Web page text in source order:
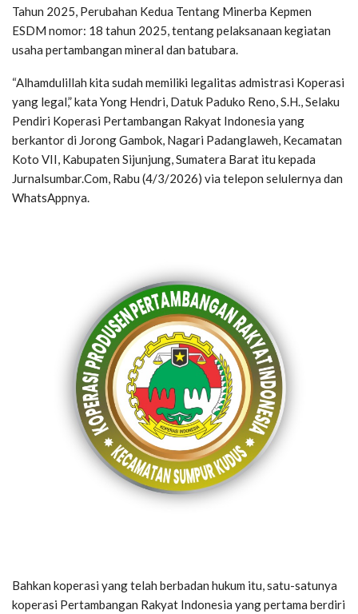
Tahun 2025, Perubahan Kedua Tentang Minerba Kepmen
ESDM nomor: 18 tahun 2025, tentang pelaksanaan kegiatan
usaha pertambangan mineral dan batubara.
“Alhamdulillah kita sudah memiliki legalitas admistrasi Koperasi
yang legal,” kata Yong Hendri, Datuk Paduko Reno, S.H., Selaku
Pendiri Koperasi Pertambangan Rakyat Indonesia yang
berkantor di Jorong Gambok, Nagari Padanglaweh, Kecamatan
Koto VII, Kabupaten Sijunjung, Sumatera Barat itu kepada
Jurnalsumbar.Com, Rabu (4/3/2026) via telepon selulernya dan
WhatsAppnya.
Bahkan koperasi yang telah berbadan hukum itu, satu-satunya
koperasi Pertambangan Rakyat Indonesia yang pertama berdiri